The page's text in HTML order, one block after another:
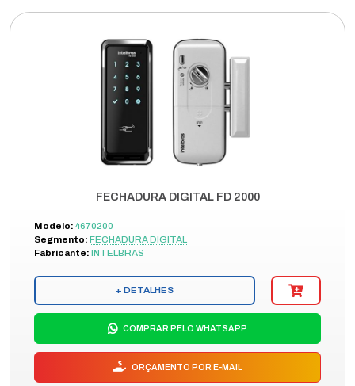
FECHADURA DIGITAL FD 2000
Modelo: 4670200
Segmento: FECHADURA DIGITAL
Fabricante: INTELBRAS
+ DETALHES
COMPRAR PELO WHATSAPP
ORÇAMENTO POR E-MAIL